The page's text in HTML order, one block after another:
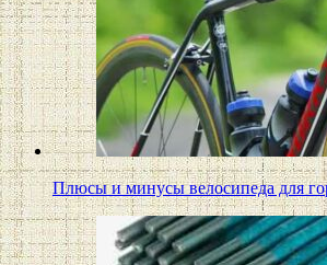
Плюсы и минусы велосипеда для